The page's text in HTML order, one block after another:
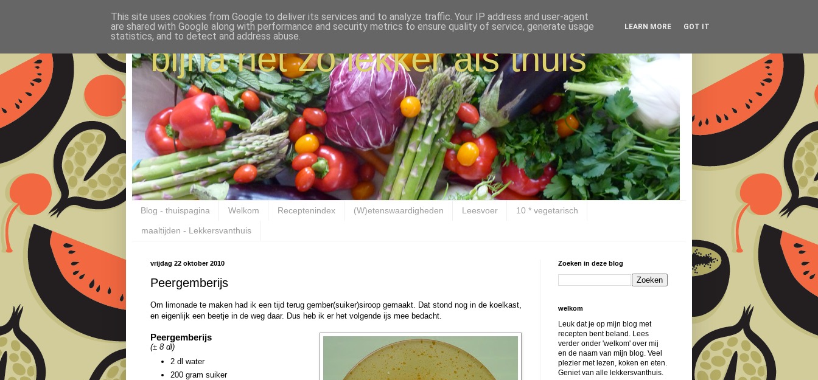
bijna net zo lekker als thuis
Blog - thuispagina Welkom Receptenindex (W)etenswaardigheden Leesvoer 10 * vegetarisch
maaltijden - Lekkersvanthuis
vrijdag 22 oktober 2010
Peergemberijs
Om limonade te maken had ik een tijd terug gember(suiker)siroop gemaakt. Dat stond nog in de koelkast,
en eigenlijk een beetje in de weg daar. Dus heb ik er het volgende ijs mee bedacht.
Peergemberijs
(± 8 dl)
2 dl water
200 gram suiker
Zoeken in deze blog
welkom
Leuk dat je op mijn blog met
recepten bent beland. Lees
verder onder 'welkom' over mij
en de naam van mijn blog. Veel
plezier met lezen, koken en eten.
Geniet van alle lekkersvanthuis.
This site uses cookies from Google to deliver its services and to analyze traffic. Your IP address and user-agent
are shared with Google along with performance and security metrics to ensure quality of service, generate usage
statistics, and to detect and address abuse.
LEARN MORE GOT IT